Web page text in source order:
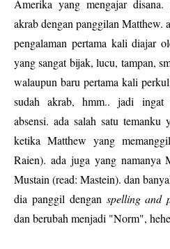
Amerika yang mengajar
akrab dengan panggilan Matthew.
pengalaman pertama kali diajar
yang sangat bijak, lucu, tampan,
walaupun baru pertama kali
sudah akrab, hmm.. jadi ingat
absensi. ada salah satu temanku
ketika Matthew yang
Raien). ada juga yang namanya
Mustain (read: Mastein). dan
dia panggil dengan spelling and
dan berubah menjadi "Norm",